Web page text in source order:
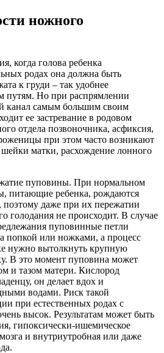
ножного
когда голова ребенка
родах она должна быть
к груди – так удобнее
путям. Но при распрямлении
канал самым большим своим
ее застревание в родовом
отдела позвоночника, асфиксия,
при этом часто возникают
матки, расхождение лонного
пуповины. При нормальном
питающие ребенка, рождаются
поэтому даже при их пережатии
голодания не происходит. В случае
пуповинные петли
попкой или ножками, а процесс
нужно вытолкнуть крупную
В это момент пуповина может
и тазом матери. Кислород
он делает вдох и
водами. Риск такой
при естественных родах с
высок. Результатам может быть
гипоксически-ишемическое
и внутриутробная или даже